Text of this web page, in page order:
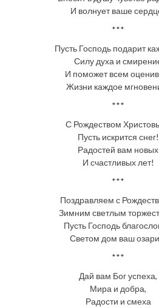
И волнует ваше
***
Пусть Господь подарит
Силу духа и
И поможет всем
Жизни каждое
***
С Рождеством
Пусть искрится снег!
Радостей вам новых
И счастливых лет!
***
Поздравляем с
Зимним светлым
Пусть Господь
Светом дом ваш
***
Дай вам Бог успеха,
Мира и добра,
Радости и смеха